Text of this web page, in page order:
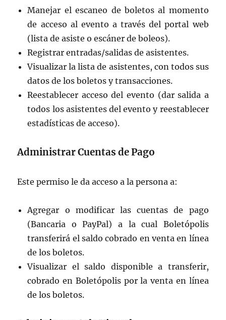
Manejar el escaneo de boletos al momento
de acceso al evento a través del portal web
(lista de asiste o escáner de boleos).
Registrar entradas/salidas de asistentes.
Visualizar la lista de asistentes, con todos sus
datos de los boletos y transacciones.
Reestablecer acceso del evento (dar salida a
todos los asistentes del evento y reestablecer
estadísticas de acceso).
Administrar Cuentas de Pago
Este permiso le da acceso a la persona a:
Agregar o modificar las cuentas de pago
(Bancaria o PayPal) a la cual Boletópolis
transferirá el saldo cobrado en venta en línea
de los boletos.
Visualizar el saldo disponible a transferir,
cobrado en Boletópolis por la venta en línea
de los boletos.